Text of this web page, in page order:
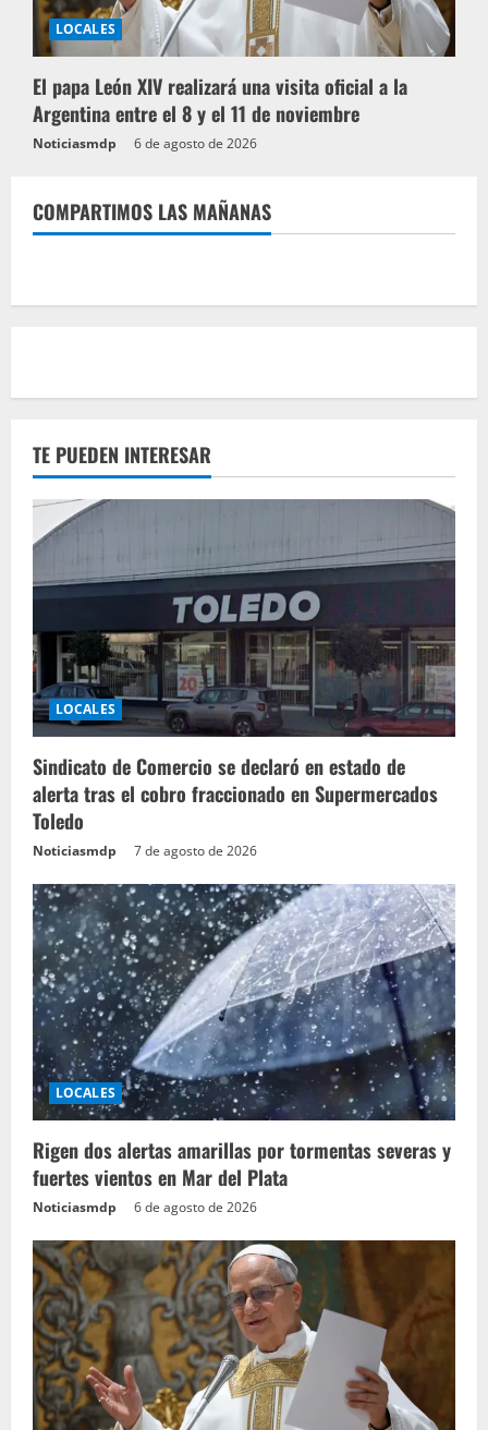
LOCALES
El papa León XIV realizará una visita oficial a la
Argentina entre el 8 y el 11 de noviembre
Noticiasmdp 6 de agosto de 2026
COMPARTIMOS LAS MAÑANAS
TE PUEDEN INTERESAR
LOCALES
Sindicato de Comercio se declaró en estado de
alerta tras el cobro fraccionado en Supermercados
Toledo
Noticiasmdp 7 de agosto de 2026
LOCALES
Rigen dos alertas amarillas por tormentas severas y
fuertes vientos en Mar del Plata
Noticiasmdp 6 de agosto de 2026